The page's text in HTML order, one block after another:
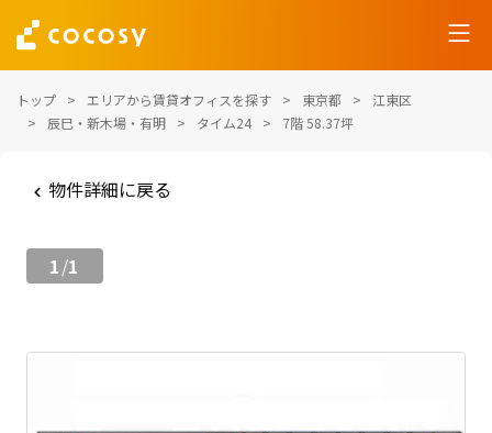
トップ エリアから賃貸オフィスを探す 東京都
江東区
辰巳・新木場・有明
タイム24 7階 58.37坪
物件詳細に戻る
1/1